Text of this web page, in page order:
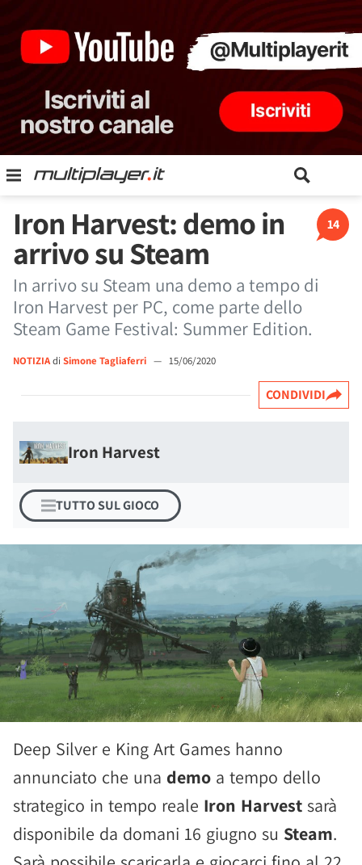
14
Iron Harvest: demo in
arrivo su Steam
In arrivo su Steam una demo a tempo di
Iron Harvest per PC, come parte dello
Steam Game Festival: Summer Edition.
NOTIZIAdi Simone Tagliaferri — 15/06/2020
CONDIVIDI
Iron Harvest
TUTTO SUL GIOCO
Deep Silver e King Art Games hanno
annunciato che una demo a tempo dello
strategico in tempo reale Iron Harvest sarà
disponibile da domani 16 giugno su Steam.